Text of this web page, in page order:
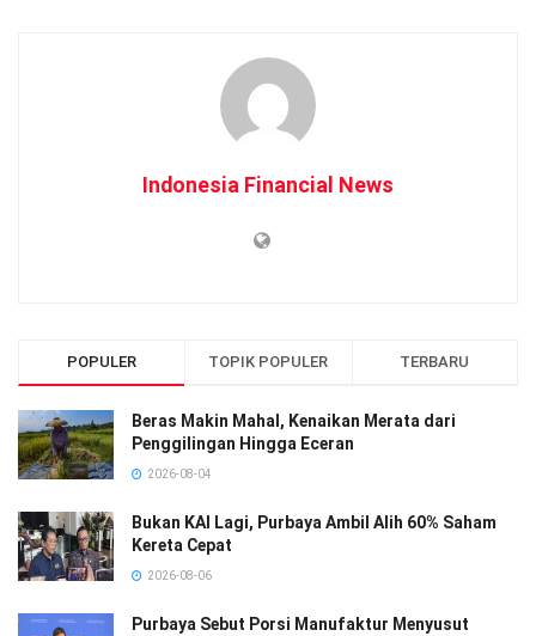
Indonesia Financial News
POPULER TOPIK POPULER TERBARU
Beras Makin Mahal, Kenaikan Merata dari
Penggilingan Hingga Eceran
2026-08-04
Bukan KAI Lagi, Purbaya Ambil Alih 60% Saham
Kereta Cepat
2026-08-06
Purbaya Sebut Porsi Manufaktur Menyusut